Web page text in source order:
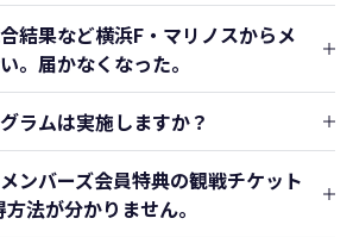
結果など横浜F・マリノスからメ
。届かなくなった。
ラムは実施しますか？
ンバーズ会員特典の観戦チケット
方法が分かりません。